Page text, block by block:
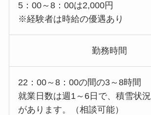
5：00～8：00は2,000円
※経験者は時給の優遇あり
勤務時間
22：00～8：00の間の3～8時間
就業日数は週1～6日で、積雪状
があります。（相談可能）